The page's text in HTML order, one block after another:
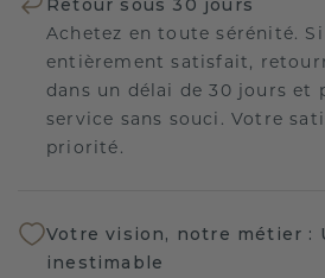
Retour sous 30 jours
Achetez en toute sérénité. Si
entièrement satisfait,
dans un délai de 30 jours et
service sans souci. Votre
priorité.
Votre vision, notre métier :
inestimable